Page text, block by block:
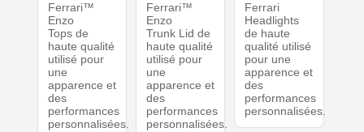
Ferrari™
Enzo
Tops de
haute qualité
utilisé pour
une
apparence et
des
performances
personnalisées.
Ferrari™
Enzo
Trunk Lid de
haute qualité
utilisé pour
une
apparence et
des
performances
personnalisées.
Ferrari
Headlights
de haute
qualité utilisé
pour une
apparence et
des
performances
personnalisées.